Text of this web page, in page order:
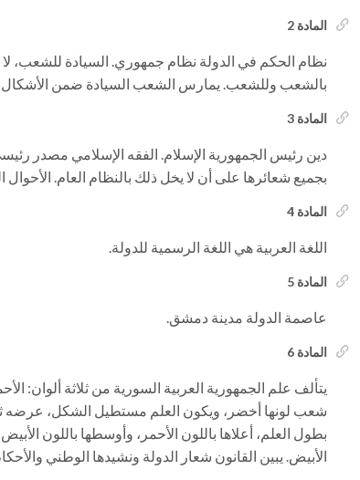
المادة 2
نظام الحكم في الدولة نظام جمهوري. السيادة للشعب،
بالشعب وللشعب. يمارس الشعب السيادة ضمن الأشكال
المادة 3
دين رئيس الجمهورية الإسلام. الفقه الإسلامي مصدر
بجميع شعائرها على أن لا يخل ذلك بالنظام العام.
المادة 4
اللغة العربية هي اللغة الرسمية للدولة.
المادة 5
عاصمة الدولة مدينة دمشق.
المادة 6
يتألف علم الجمهورية العربية السورية من ثلاثة ألوان:
شعب لونها أخضر، ويكون العلم مستطيل الشكل، عرضه
بطول العلم، أعلاها باللون الأحمر، وأوسطها باللون
الأبيض. يبين القانون شعار الدولة ونشيدها الوطني